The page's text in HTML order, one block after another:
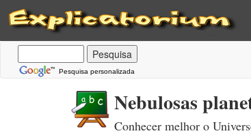
Pesquisa personalizada
Nebulosas
Conhecer melhor o